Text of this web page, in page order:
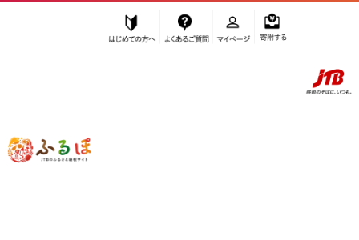
ふるぽ JTBのふるさと納税サイト
「ふるさと納税」TOP